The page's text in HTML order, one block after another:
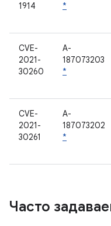
1914
*
CVE-
2021-
30260
A-
187073203
*
CVE-
2021-
30261
A-
187073202
*
Часто